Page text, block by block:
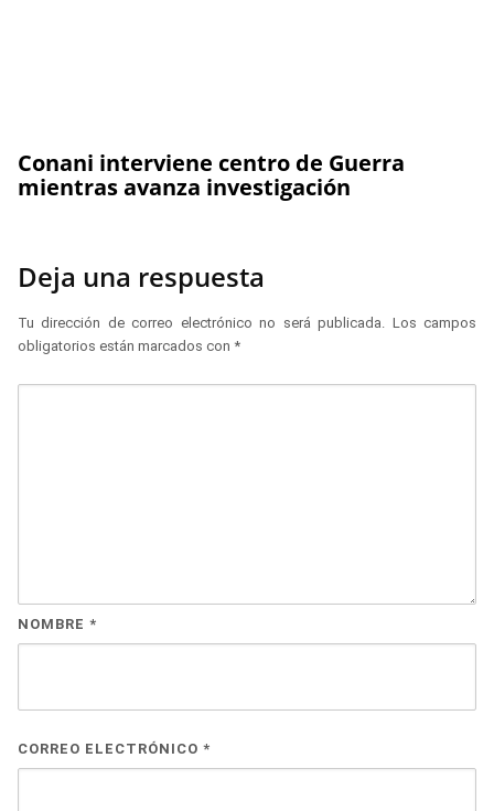
Conani interviene centro de Guerra
mientras avanza investigación
Deja una respuesta
Tu dirección de correo electrónico no será publicada. Los campos
obligatorios están marcados con *
NOMBRE *
CORREO ELECTRÓNICO *